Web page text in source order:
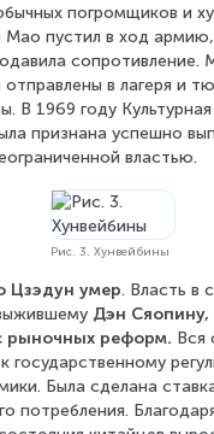
погромщиков и
Мао пустил в ход
сопротивление.
отправлены в лагеря и
В 1969 году
признана успешно
властью.
Рис. 3. Хунвейбины
Цзэдун умер. Власть в
Дэн Сяопину,
рыночных реформ. Вся
государственному
Была сделана
потребления.